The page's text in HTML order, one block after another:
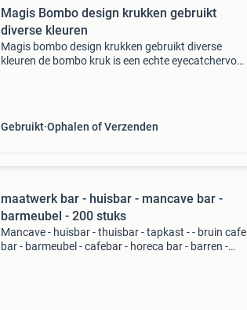
Magis Bombo design krukken gebruikt
diverse kleuren
Magis bombo design krukken gebruikt diverse
kleuren de bombo kruk is een echte eyecatchervoor
Gebruikt Ophalen of Verzenden
maatwerk bar - huisbar - mancave bar -
barmeubel - 200 stuks
Mancave - huisbar - thuisbar - tapkast - - bruin cafe
bar - barmeubel - cafebar - horeca bar - barren -